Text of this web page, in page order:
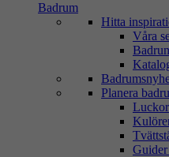
Badrum
Hitta
Våra
Planera
Luckor